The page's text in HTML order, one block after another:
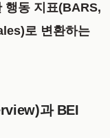
행동 지표(BARS,
로 변환하는
과 BEI